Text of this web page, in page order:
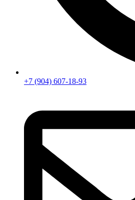
+7 (904) 607-18-93